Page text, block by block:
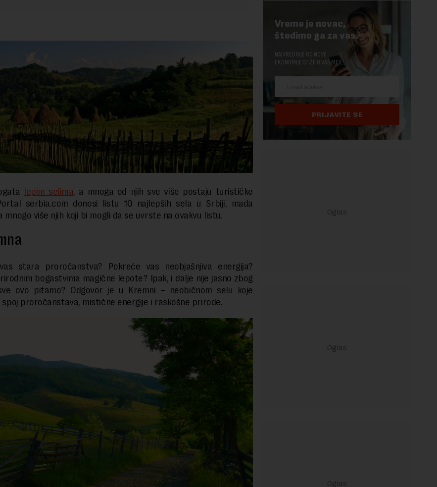
lepim selima, a mnoga od njih sve više postaju turističke
serbia.com donosi listu 10 najlepših sela u Srbiji, mada
mnogo više njih koji bi mogli da se uvrste na ovakvu listu.
stara proročanstva? Pokreće vas neobjašnjiva energija?
bogastvima magične lepote? Ipak, i dalje nije jasno zbog
ovo pitamo? Odgovor je u Kremni – neobičnom selu koje
proročanstava, mistične energije i raskošne prirode.
Vreme je novac,
štedimo ga za vas.
NAJVREDNIJE OD NOVE
EKONOMIJE STIŽE U VAŠ MEJL.
PRIJAVITE SE